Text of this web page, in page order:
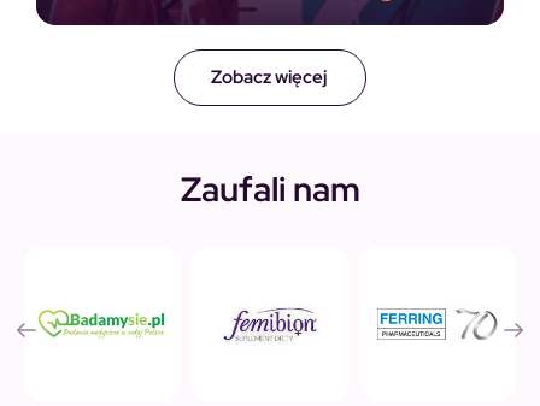
Zobacz więcej
Zaufali nam